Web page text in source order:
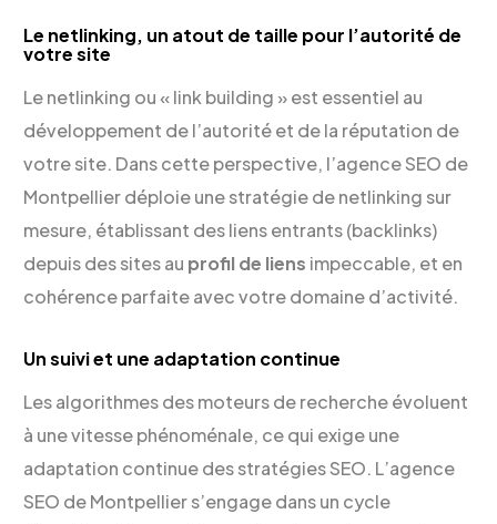
Le netlinking, un atout de taille pour l’autorité de
votre site
Le netlinking ou « link building » est essentiel au
développement de l’autorité et de la réputation de
votre site. Dans cette perspective, l’agence SEO de
Montpellier déploie une stratégie de netlinking sur
mesure, établissant des liens entrants (backlinks)
depuis des sites au profil de liens impeccable, et en
cohérence parfaite avec votre domaine d’activité.
Un suivi et une adaptation continue
Les algorithmes des moteurs de recherche évoluent
à une vitesse phénoménale, ce qui exige une
adaptation continue des stratégies SEO. L’agence
SEO de Montpellier s’engage dans un cycle